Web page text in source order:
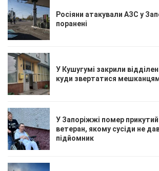
Росіяни атакували АЗС у
поранені
У Кушугумі закрили
куди звертатися
У Запоріжжі помер
ветеран, якому сусіди не
підйомник